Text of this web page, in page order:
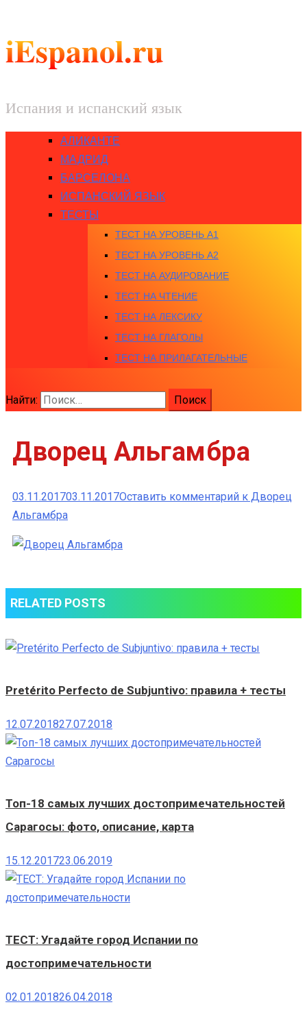
iEspanol.ru
Испания и испанский язык
АЛИКАНТЕ
МАДРИД
БАРСЕЛОНА
ИСПАНСКИЙ ЯЗЫК
ТЕСТЫ
ТЕСТ НА УРОВЕНЬ A1
ТЕСТ НА УРОВЕНЬ A2
ТЕСТ НА АУДИРОВАНИЕ
ТЕСТ НА ЧТЕНИЕ
ТЕСТ НА ЛЕКСИКУ
ТЕСТ НА ГЛАГОЛЫ
ТЕСТ НА ПРИЛАГАТЕЛЬНЫЕ
Найти:
Дворец Альгамбра
03.11.201703.11.2017Оставить комментарий к Дворец
Альгамбра
RELATED POSTS
Pretérito Perfecto de Subjuntivo: правила + тесты
12.07.201827.07.2018
Топ-18 самых лучших достопримечательностей
Сарагосы: фото, описание, карта
15.12.201723.06.2019
ТЕСТ: Угадайте город Испании по
достопримечательности
02.01.201826.04.2018